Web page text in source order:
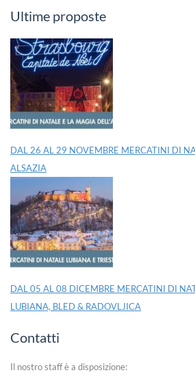
Ultime proposte
DAL 26 AL 29 NOVEMBRE MERCATINI DI
ALSAZIA
DAL 05 AL 08 DICEMBRE MERCATINI DI
LUBIANA, BLED & RADOVLJICA
Contatti
Il nostro staff è a disposizione: